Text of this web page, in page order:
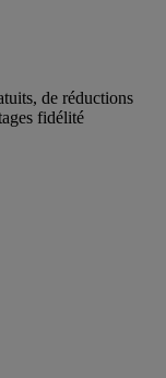
de réductions
fidélité